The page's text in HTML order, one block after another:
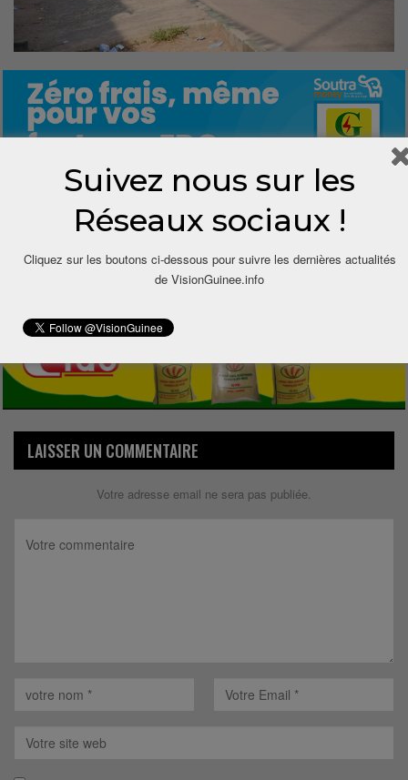
Share
LAISSER UN COMMENTAIRE
Votre adresse email ne sera pas publiée.
Suivez nous sur les
Réseaux sociaux !
Cliquez sur les boutons ci-dessous pour suivre les dernières actualités
de VisionGuinee.info